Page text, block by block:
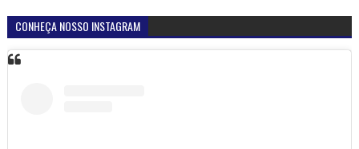
CONHEÇA NOSSO INSTAGRAM